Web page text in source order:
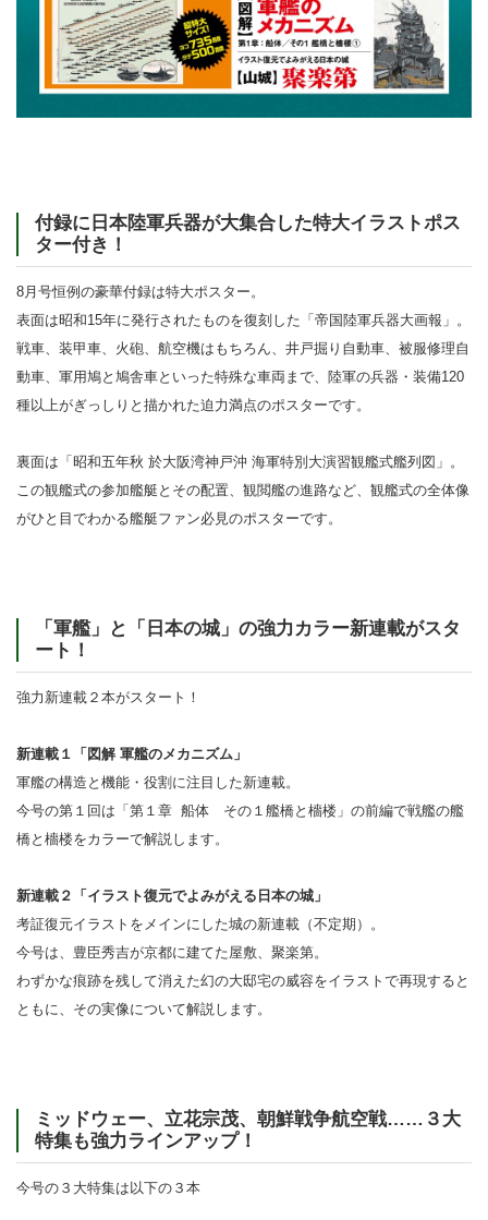
付録に日本陸軍兵器が大集合した特大イラストポス
ター付き！
8月号恒例の豪華付録は特大ポスター。
表面は昭和15年に発行されたものを復刻した「帝国陸軍兵器大画報」。
戦車、装甲車、火砲、航空機はもちろん、井戸掘り自動車、被服修理自
動車、軍用鳩と鳩舎車といった特殊な車両まで、陸軍の兵器・装備120
種以上がぎっしりと描かれた迫力満点のポスターです。
裏面は「昭和五年秋 於大阪湾神戸沖 海軍特別大演習観艦式艦列図」。
この観艦式の参加艦艇とその配置、観閲艦の進路など、観艦式の全体像
がひと目でわかる艦艇ファン必見のポスターです。
「軍艦」と「日本の城」の強力カラー新連載がスタ
ート！
強力新連載２本がスタート！
新連載１「図解 軍艦のメカニズム」
軍艦の構造と機能・役割に注目した新連載。
今号の第１回は「第１章 船体 その１艦橋と檣楼」の前編で戦艦の艦
橋と檣楼をカラーで解説します。
新連載２「イラスト復元でよみがえる日本の城」
考証復元イラストをメインにした城の新連載（不定期）。
今号は、豊臣秀吉が京都に建てた屋敷、聚楽第。
わずかな痕跡を残して消えた幻の大邸宅の威容をイラストで再現すると
ともに、その実像について解説します。
ミッドウェー、立花宗茂、朝鮮戦争航空戦……３大
特集も強力ラインアップ！
今号の３大特集は以下の３本